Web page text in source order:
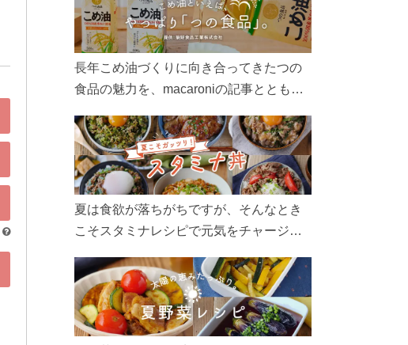
長年こめ油づくりに向き合ってきたつの
食品の魅力を、macaroniの記事とともに
ん、製造現場や品質へのこだわりまで。
こめ油をもっと好きになるコンテンツを
ぜひお楽しみください。
夏は食欲が落ちがちですが、そんなとき
こそスタミナレシピで元気をチャージ！
リ食べて、夏バテを吹き飛ばしましょ
う！